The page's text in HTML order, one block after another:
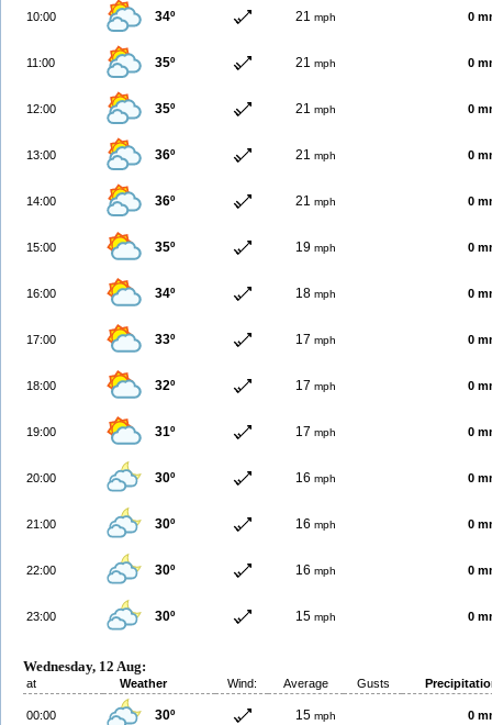
10:00 34º 21 mph 0
11:00 35º 21 mph 0
12:00 35º 21 mph 0
13:00 36º 21 mph 0
14:00 36º 21 mph 0
15:00 35º 19 mph 0
16:00 34º 18 mph 0
17:00 33º 17 mph 0
18:00 32º 17 mph 0
19:00 31º 17 mph 0
20:00 30º 16 mph 0
21:00 30º 16 mph 0
22:00 30º 16 mph 0
23:00 30º 15 mph 0
Wednesday, 12 Aug:
at Weather Wind: Average Gusts
00:00 30º 15 mph 0